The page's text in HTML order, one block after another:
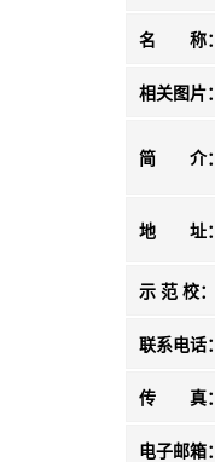
名 称：
相关图片：
简 介：
地 址：
示 范 校：
联系电话：
传 真：
电子邮箱：